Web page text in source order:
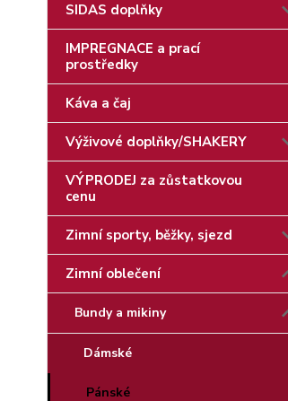
SIDAS doplňky
IMPREGNACE a prací
prostředky
Káva a čaj
Výživové doplňky/SHAKERY
VÝPRODEJ za zůstatkovou
cenu
Zimní sporty, běžky, sjezd
Zimní oblečení
Bundy a mikiny
Dámské
Pánské